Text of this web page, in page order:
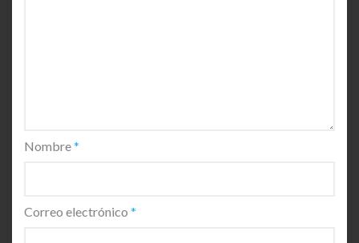
Nombre*
Correo electrónico *